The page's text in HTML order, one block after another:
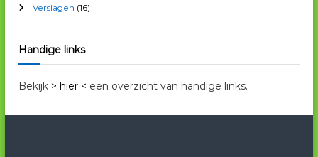
f
Verslagen (16)
Handige links
Bekijk > hier < een overzicht van handige links.